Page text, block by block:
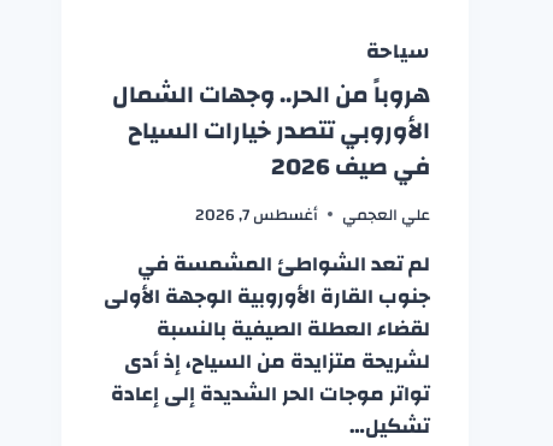
سياحة
هروباً من الحر.. وجهات الشمال
الأوروبي تتصدر خيارات السياح
في صيف 2026
علي العجمي أغسطس 7, 2026
لم تعد الشواطئ المشمسة في
جنوب القارة الأوروبية الوجهة الأولى
لقضاء العطلة الصيفية بالنسبة
لشريحة متزايدة من السياح، إذ أدى
تواتر موجات الحر الشديدة إلى إعادة
تشكيل…